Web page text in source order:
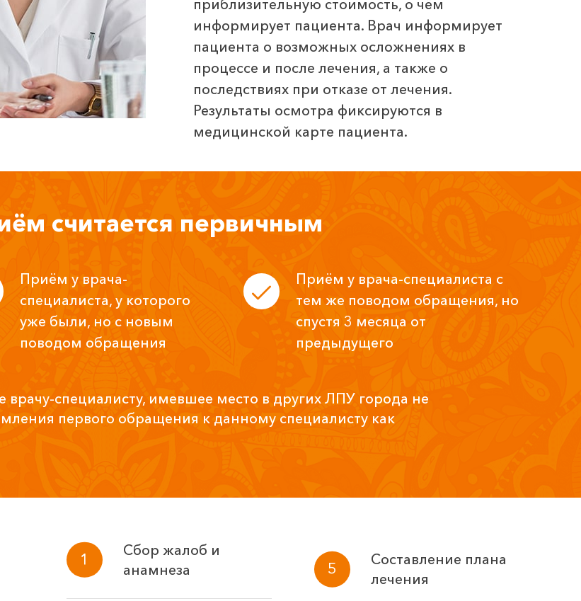
приблизительную стоимость, о чём
информирует пациента. Врач информирует
пациента о возможных осложнениях в
процессе и после лечения, а также о
последствиях при отказе от лечения.
Результаты осмотра фиксируются в
медицинской карте пациента.
считается первичным
Приём у врача-
специалиста, у которого
уже были, но с новым
поводом обращения
Приём у врача-специалиста с
тем же поводом обращения, но
спустя 3 месяца от
предыдущего
специалисту, имевшее место в других ЛПУ города не
первого обращения к данному специалисту как
Сбор жалоб и
анамнеза
Составление плана
лечения